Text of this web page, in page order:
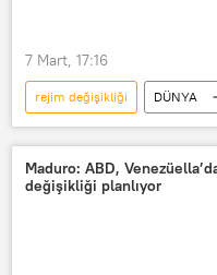
7 Mart, 17:16
rejim değişikliği
DÜNYA
Aleksandr Kuznetsov
İran
Anayasayı
Uzmanlar Meclisi
Maduro: ABD,
değişikliği planlıyor